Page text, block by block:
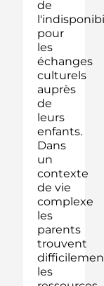
de
pour
les
échanges
culturels
auprès
de
leurs
enfants.
Dans
un
contexte
de vie
complexe
les
parents
trouvent
les